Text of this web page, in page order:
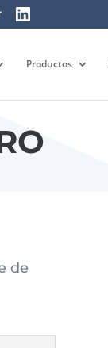
Productos
de